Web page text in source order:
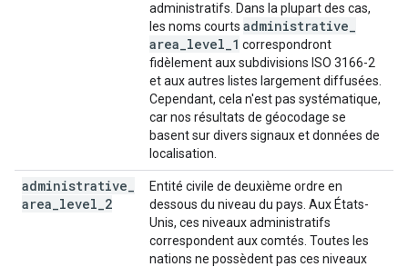
administratifs. Dans la plupart des cas,
les noms courts administrative
area level 1 correspondront
fidèlement aux subdivisions ISO 3166-2
et aux autres listes largement diffusées.
Cependant, cela n'est pas systématique,
car nos résultats de géocodage se
basent sur divers signaux et données de
localisation.
administrative
area level 2
Entité civile de deuxième ordre en
dessous du niveau du pays. Aux États-
Unis, ces niveaux administratifs
correspondent aux comtés. Toutes les
nations ne possèdent pas ces niveaux